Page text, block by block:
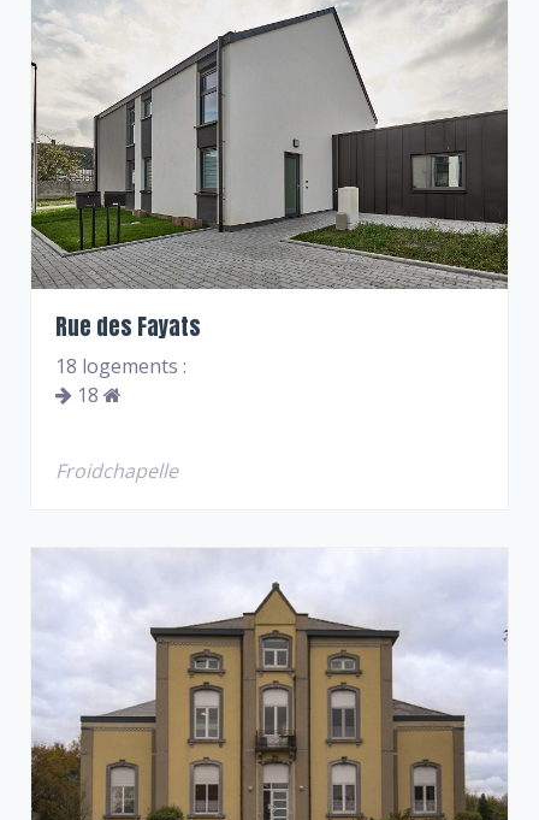
Rue des Fayats
18 logements :
18
Froidchapelle